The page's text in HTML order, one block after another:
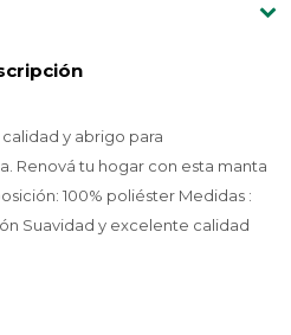
y abrigo para
Renová tu hogar con esta manta
100% poliéster Medidas :
Suavidad y excelente calidad